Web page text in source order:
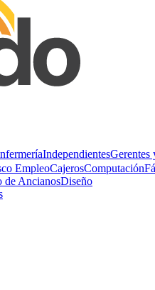
IndependientesGerentes
EmpleoCajerosComputación
de AncianosDiseño